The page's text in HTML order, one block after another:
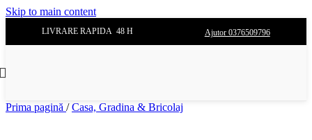
Skip to main content
LIVRARE RAPIDA 48 H Ajutor 0376509796
Prima pagină / Casa, Gradina & Bricolaj